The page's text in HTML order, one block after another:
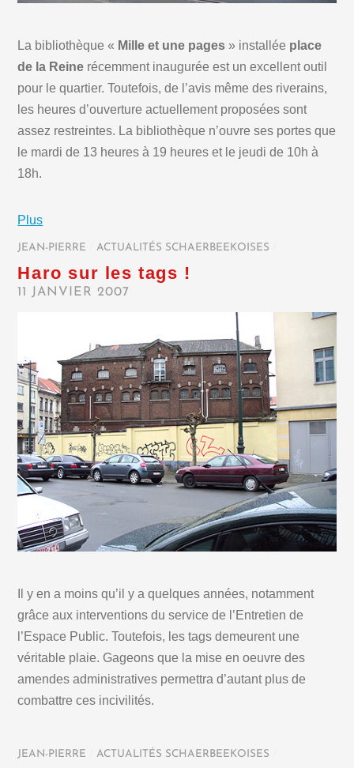
La bibliothèque « Mille et une pages » installée place
de la Reine récemment inaugurée est un excellent outil
pour le quartier. Toutefois, de l’avis même des riverains,
les heures d’ouverture actuellement proposées sont
assez restreintes. La bibliothèque n’ouvre ses portes que
le mardi de 13 heures à 19 heures et le jeudi de 10h à
18h.
Plus
JEAN-PIERRE ACTUALITÉS SCHAERBEEKOISES
Haro sur les tags !
11 JANVIER 2007
Il y en a moins qu’il y a quelques années, notamment
grâce aux interventions du service de l’Entretien de
l’Espace Public. Toutefois, les tags demeurent une
véritable plaie. Gageons que la mise en oeuvre des
amendes administratives permettra d’autant plus de
combattre ces incivilités.
JEAN-PIERRE ACTUALITÉS SCHAERBEEKOISES